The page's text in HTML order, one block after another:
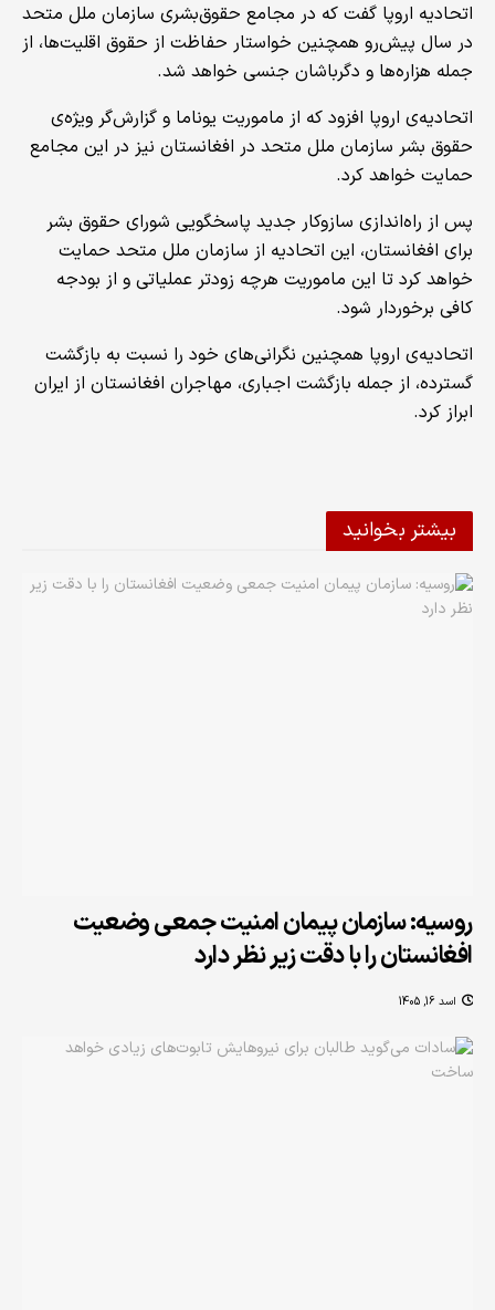
اتحادیه اروپا گفت که در مجامع حقوق‌بشری سازمان ملل متحد
در سال‌ پیش‌رو همچنین خواستار حفاظت از حقوق اقلیت‌ها، از
جمله هزاره‌ها و دگرباشان جنسی خواهد شد.
اتحادیه‌ی اروپا افزود که از ماموریت یوناما و گزارش‌گر ویژه‌ی
حقوق بشر سازمان ملل متحد در افغانستان نیز در این مجامع
حمایت خواهد کرد.
پس از راه‌اندازی سازوکار جدید پاسخگویی شورای حقوق بشر
برای افغانستان، این اتحادیه از سازمان ملل متحد حمایت
خواهد کرد تا این ماموریت هرچه زودتر عملیاتی و از بودجه
کافی برخوردار شود.
اتحادیه‌ی اروپا همچنین نگرانی‌های خود را نسبت به بازگشت
گسترده‌، از جمله بازگشت اجباری، مهاجران افغانستان از ایران
ابراز کرد.
بیشتر بخوانید
روسیه: سازمان پیمان امنیت جمعی وضعیت
افغانستان را با دقت زیر نظر دارد
اسد 16, 1405